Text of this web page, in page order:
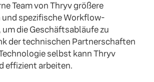
Team von Thryv größere
spezifische Workflow-
um die Geschäftsabläufe zu
der technischen Partnerschaften
selbst kann Thryv
effizient arbeiten.